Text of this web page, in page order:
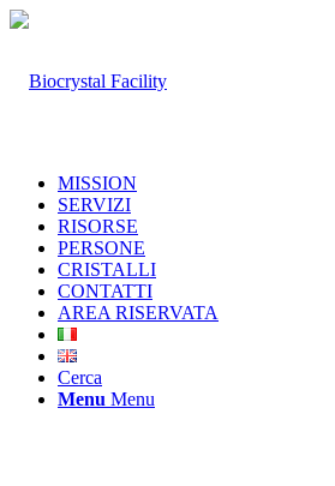
MISSION
SERVIZI
RISORSE
PERSONE
CRISTALLI
CONTATTI
AREA RISERVATA
Cerca
Menu Menu